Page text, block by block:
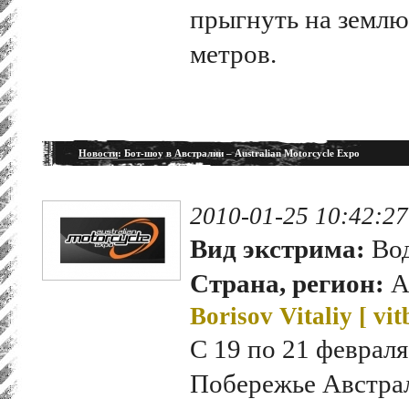
прыгнуть на
метров.
Новости: Бот-шоу в Австралии – Australian Motorcycle Expo
2010-01-25 10:42:27
Вид экстрима:
Страна, регион:
Borisov Vitaliy [
С 19 по 21
Побережье